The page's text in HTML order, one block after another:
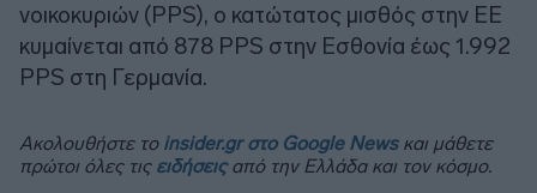
νοικοκυριών (PPS), ο κατώτατος μισθός στην ΕΕ
κυμαίνεται από 878 PPS στην Εσθονία έως 1.992
PPS στη Γερμανία.
Ακολουθήστε το insider.gr στο Google Newsκαι μάθετε
πρώτοι όλες τις ειδήσειςαπό την Ελλάδα και τον κόσμο.